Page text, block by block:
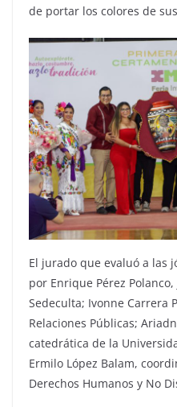
de portar los colores de
El jurado que evaluó a las
por Enrique Pérez
Sedeculta; Ivonne Carrera
Relaciones Públicas;
catedrática de la
Ermilo López Balam,
Derechos Humanos y No